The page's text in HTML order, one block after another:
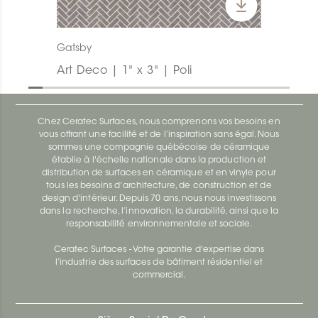
Gatsby
Art Deco | 1" x 3" | Poli
Chez Ceratec Surfaces, nous comprenons vos besoins en
vous offrant une facilité et de l’inspiration sans égal. Nous
sommes une compagnie québécoise de céramique
établie à l'échelle nationale dans la production et
distribution de surfaces en céramique et en vinyle pour
tous les besoins d'architecture, de construction et de
design d'intérieur. Depuis 70 ans, nous nous investissons
dans la recherche, l’innovation, la durabilité, ainsi que la
responsabilité environnementale et sociale.
Ceratec Surfaces - Votre garantie d'expertise dans
l’industrie des surfaces de bâtiment résidentiel et
commercial.